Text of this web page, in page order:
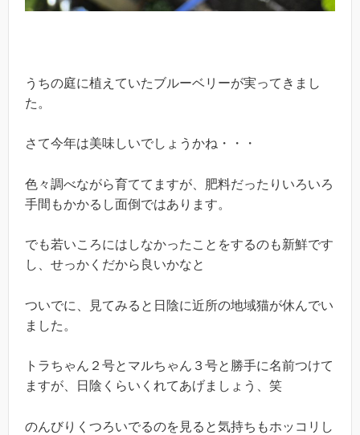
うちの庭に植えていたブルーベリーが実ってきまし
た。
さて今年は美味しいでしょうかね・・・
色々調べながら育ててますが、肥料だったりいろいろ
手間もかかるし面倒ではあります。
でも若いころにはしなかったことをするのも新鮮です
し、せっかくだから良いかなと
ついでに、見てみると日陰に近所の地域猫が休んでい
ました。
トラちゃん２号とマルちゃん３号と勝手に名前つけて
ますが、日陰くらいくれてあげましょう、笑
のんびりくつろいでるのを見ると気持ちもホッコリし